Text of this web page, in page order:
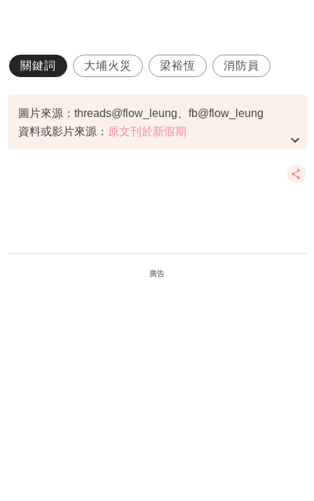
關鍵詞 大埔火災 梁裕恆 消防員
圖片來源：threads@flow_leung、fb@flow_leung
資料或影片來源： 原文刊於新假期
廣告